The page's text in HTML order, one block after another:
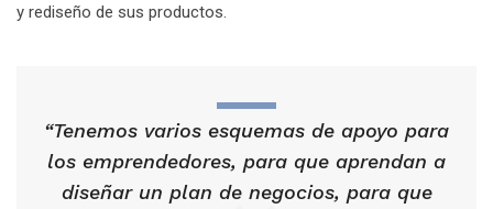
y rediseño de sus productos.
“Tenemos varios esquemas de apoyo para
los emprendedores, para que aprendan a
diseñar un plan de negocios, para que